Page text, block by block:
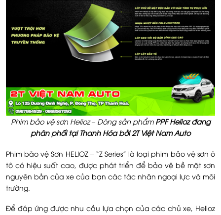
Phim bảo vệ sơn Helioz – Dòng sản phẩm PPF Helioz đang
phân phối tại Thanh Hóa bởi 2T Việt Nam Auto
Phim bảo vệ Sơn HELIOZ – “Z Series” là loại phim bảo vệ sơn ô
tô có hiệu suất cao, được phát triển để bảo vệ bề mặt sơn
nguyên bản của xe của bạn các tác nhân ngoại lực và môi
trường.
Để đáp ứng được nhu cầu lựa chọn của các chủ xe, Helioz